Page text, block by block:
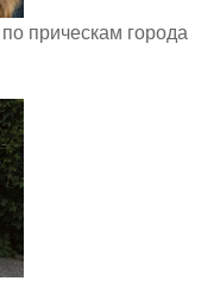
прическам города